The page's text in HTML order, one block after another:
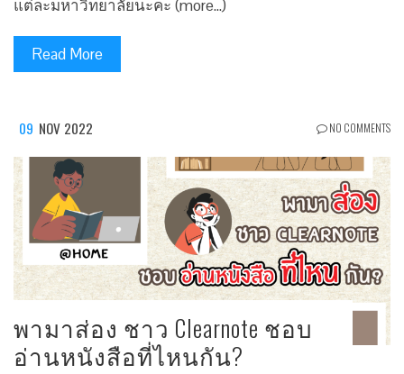
แต่ละมหาวิทยาลัยนะคะ (more…)
Read More
09 NOV 2022 NO COMMENTS
พามาส่อง ชาว Clearnote ชอบ
อ่านหนังสือที่ไหนกัน?